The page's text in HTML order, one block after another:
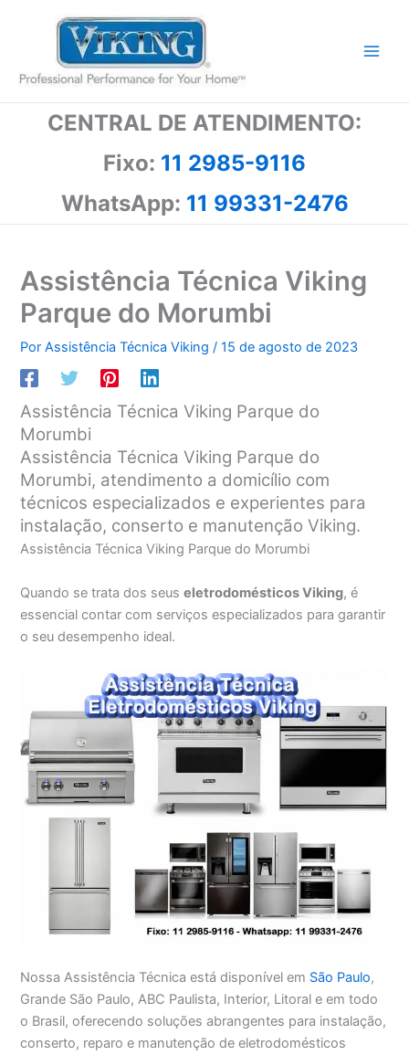
conteúdo
CENTRAL DE ATENDIMENTO:
Fixo: 11 2985-9116
WhatsApp: 11 99331-2476
Assistência Técnica Viking
Parque do Morumbi
PorAssistência Técnica Viking/15 de agosto de 2023
Assistência Técnica Viking Parque do
Morumbi
Assistência Técnica Viking Parque do
Morumbi, atendimento a domicílio com
técnicos especializados e experientes para
instalação, conserto e manutenção Viking.
Assistência Técnica Viking Parque do Morumbi
Quando se trata dos seuseletrodomésticos Viking, é
essencial contar com serviços especializados para garantir
o seu desempenho ideal.
Nossa Assistência Técnica está disponível em São Paulo,
Grande São Paulo, ABC Paulista, Interior, Litoral e em todo
o Brasil, oferecendo soluções abrangentes para instalação,
conserto, reparo e manutenção de eletrodomésticos